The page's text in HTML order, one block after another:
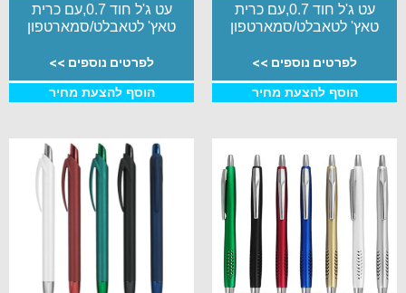
עט ג'ל חוד 0.7,עם כרית
טאץ' לטאבלט/סמארטפון
לפרטים נוספים >>
הוסף להצעת מחיר
עט ג'ל חוד 0.7,עם כרית
טאץ' לטאבלט/סמארטפון
לפרטים נוספים >>
הוסף להצעת מחיר